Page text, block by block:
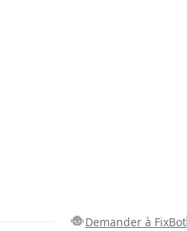
Demander à FixBot